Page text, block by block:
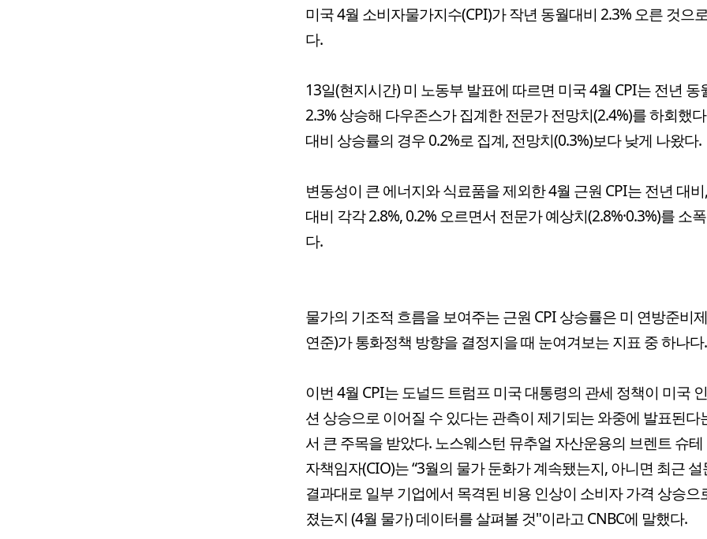
미국 4월 소비자물가지수(CPI)가 작년 동월대비 2.3% 오른 것으
다.
13일(현지시간) 미 노동부 발표에 따르면 미국 4월 CPI는 전년 동
2.3% 상승해 다우존스가 집계한 전문가 전망치(2.4%)를 하회했
대비 상승률의 경우 0.2%로 집계, 전망치(0.3%)보다 낮게 나왔다.
변동성이 큰 에너지와 식료품을 제외한 4월 근원 CPI는 전년 대비
대비 각각 2.8%, 0.2% 오르면서 전문가 예상치(2.8%·0.3%)를 소
다.
물가의 기조적 흐름을 보여주는 근원 CPI 상승률은 미 연방준비
연준)가 통화정책 방향을 결정지을 때 눈여겨보는 지표 중 하나다.
이번 4월 CPI는 도널드 트럼프 미국 대통령의 관세 정책이 미국
션 상승으로 이어질 수 있다는 관측이 제기되는 와중에 발표된다
서 큰 주목을 받았다. 노스웨스턴 뮤추얼 자산운용의 브렌트 슈
자책임자(CIO)는 “3월의 물가 둔화가 계속됐는지, 아니면 최근
결과대로 일부 기업에서 목격된 비용 인상이 소비자 가격 상승으
졌는지 (4월 물가) 데이터를 살펴볼 것"이라고 CNBC에 말했다.